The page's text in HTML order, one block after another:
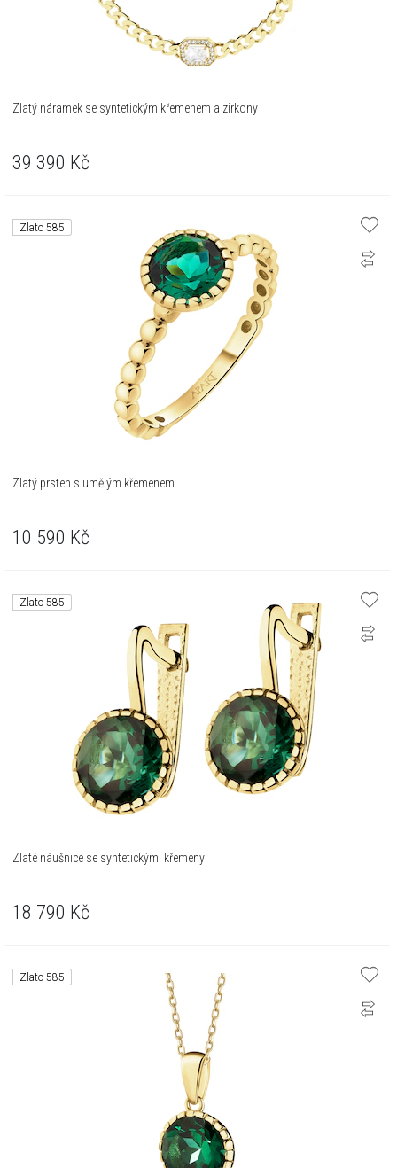
Zlatý náramek se syntetickým křemenem a zirkony
39 390 Kč
Zlato 585
Zlatý prsten s umělým křemenem
10 590 Kč
Zlato 585
Zlaté náušnice se syntetickými křemeny
18 790 Kč
Zlato 585